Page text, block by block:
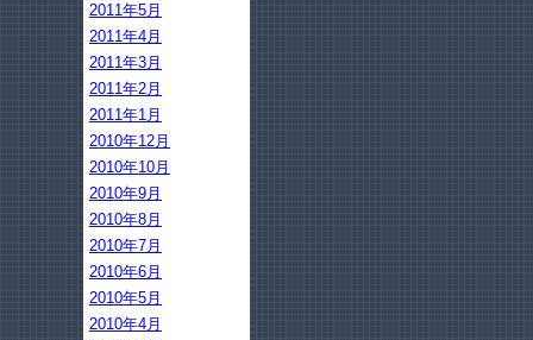
2011年5月
2011年4月
2011年3月
2011年2月
2011年1月
2010年12月
2010年10月
2010年9月
2010年8月
2010年7月
2010年6月
2010年5月
2010年4月